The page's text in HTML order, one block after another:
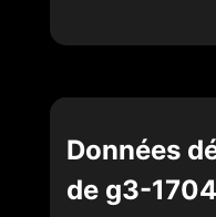
Données
de g3-